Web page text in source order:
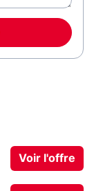
Voir l'offre